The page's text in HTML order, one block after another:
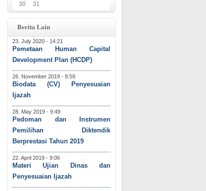
30
31
Berita Lain
23. July 2020 - 14:21
Pemetaan Human Capital
Development Plan (HCDP)
26. November 2019 - 8:59
Biodata (CV) Penyesuaian
Ijazah
28. May 2019 - 9:49
Pedoman dan Instrumen
Pemilihan Diktendik
Berprestasi Tahun 2019
22. April 2019 - 9:06
Materi Ujian Dinas dan
Penyesuaian Ijazah